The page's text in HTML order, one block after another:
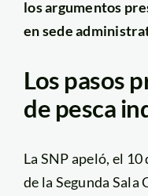
los argumentos
en sede
Los pasos
de pesca
La SNP apeló, el
de la Segunda